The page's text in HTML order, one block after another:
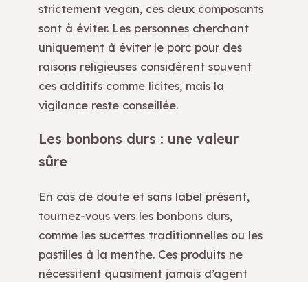
strictement vegan, ces deux composants
sont à éviter. Les personnes cherchant
uniquement à éviter le porc pour des
raisons religieuses considèrent souvent
ces additifs comme licites, mais la
vigilance reste conseillée.
Les bonbons durs : une valeur
sûre
En cas de doute et sans label présent,
tournez-vous vers les bonbons durs,
comme les sucettes traditionnelles ou les
pastilles à la menthe. Ces produits ne
nécessitent quasiment jamais d’agent